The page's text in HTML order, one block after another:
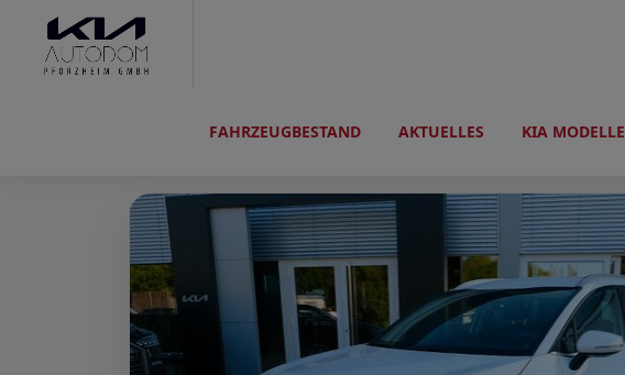
FAHRZEUGBESTAND AKTUELLES KIA MODELLE